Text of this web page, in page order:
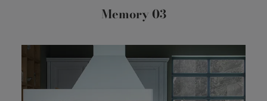
Memory 03